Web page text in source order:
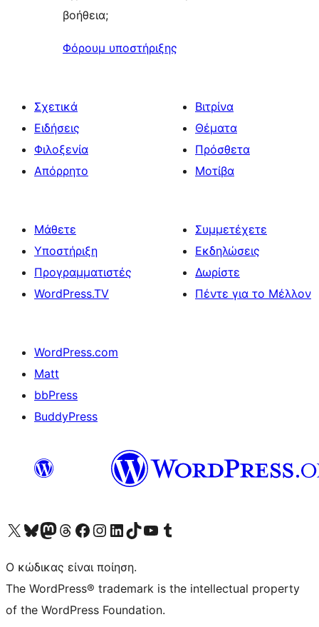
βοήθεια;
Φόρουμ υποστήριξης
Σχετικά
Ειδήσεις
Φιλοξενία
Απόρρητο
Βιτρίνα
Θέματα
Πρόσθετα
Μοτίβα
Μάθετε
Υποστήριξη
Προγραμματιστές
WordPress.TV
Συμμετέχετε
Εκδηλώσεις
Δωρίστε
Πέντε για το Μέλλον
WordPress.com
Matt
bbPress
BuddyPress
Visit our X (formerly Twitter) account
Visit our Bluesky account
Επισκεφθείτε τον λογαριασμό μας στο Mastodon
Visit our Threads account
Επισκεφτείτε τη σελίδα μας στο Facebook
Επισκεφθείτε τον λογαριασμό μας Instagram
Επισκεφθείτε τον λογαριασμό μας LinkedIn
Visit our TikTok account
Visit our YouTube channel
Visit our Tumblr account
Ο κώδικας είναι ποίηση.
The WordPress® trademark is the intellectual property
of the WordPress Foundation.